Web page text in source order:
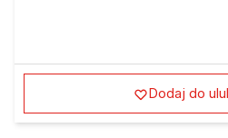
Dodaj do